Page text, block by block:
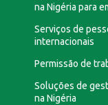
na Nigéria para
Serviços de
internacionais
Permissão de
Soluções de
na Nigéria